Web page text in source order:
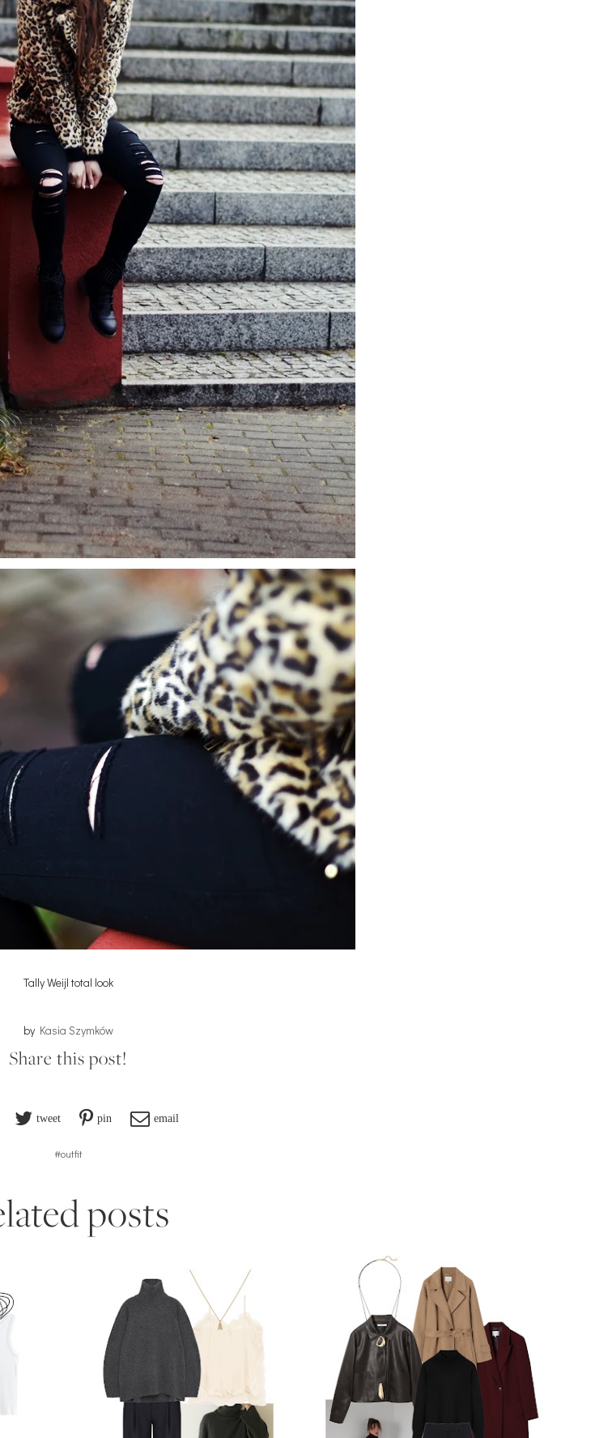
Tally Weijl total look
by Kasia Szymków
Share this post!
tweet pin email
#outfit
posts